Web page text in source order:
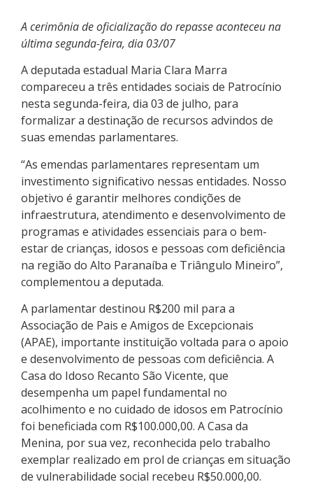
A cerimônia de oficialização do repasse aconteceu na
última segunda-feira, dia 03/07
A deputada estadual Maria Clara Marra
compareceu a três entidades sociais de Patrocínio
nesta segunda-feira, dia 03 de julho, para
formalizar a destinação de recursos advindos de
suas emendas parlamentares.
“As emendas parlamentares representam um
investimento significativo nessas entidades. Nosso
objetivo é garantir melhores condições de
infraestrutura, atendimento e desenvolvimento de
programas e atividades essenciais para o bem-
estar de crianças, idosos e pessoas com deficiência
na região do Alto Paranaíba e Triângulo Mineiro”,
complementou a deputada.
A parlamentar destinou R$200 mil para a
Associação de Pais e Amigos de Excepcionais
(APAE), importante instituição voltada para o apoio
e desenvolvimento de pessoas com deficiência. A
Casa do Idoso Recanto São Vicente, que
desempenha um papel fundamental no
acolhimento e no cuidado de idosos em Patrocínio
foi beneficiada com R$100.000,00. A Casa da
Menina, por sua vez, reconhecida pelo trabalho
exemplar realizado em prol de crianças em situação
de vulnerabilidade social recebeu R$50.000,00.